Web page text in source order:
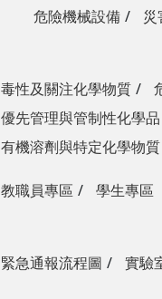
危險機械設備
災
毒性及關注化學物質
優先管理與管制性化學品
有機溶劑與特定化學物質
教職員專區 學生專區
緊急通報流程圖 實驗